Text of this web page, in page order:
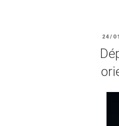
LE
24/